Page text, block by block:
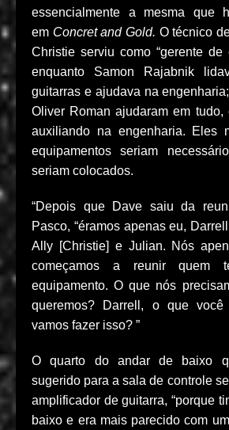
essencialmente a mesma que
em Concret and Gold. O técnico
Christie serviu como “gerente de
enquanto Samon Rajabnik
guitarras e ajudava na
Oliver Roman ajudaram em tudo,
auxiliando na engenharia. Eles
equipamentos seriam
seriam colocados.
“Depois que Dave saiu da
Pasco, “éramos apenas eu,
Ally [Christie] e Julian. Nós
começamos a reunir quem
equipamento. O que nós
queremos? Darrell, o que você
vamos fazer isso? ”
O quarto do andar de baixo
sugerido para a sala de controle
amplificador de guitarra, “porque
baixo e era mais parecido com